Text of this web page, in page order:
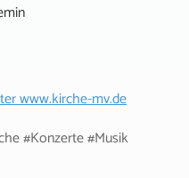
www.kirche-mv.de
#Konzerte #Musik